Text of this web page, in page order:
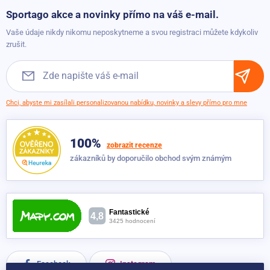
299 Kč
tmavě modrá
599 Kč
299 Kč
Skladem
Puzzle podložka Sportago Easy-Lock 60x60x1,2 cm, 4 ks,
bílá
599 Kč
299 Kč
Skladem
Puzzle podložka Sportago Easy-Lock 60x60x1,2 cm, 4 ks,
béžová
599 Kč
299 Kč
Obchodní podmínky
Sportago akce a novinky přímo na váš e-mail.
Vaše údaje nikdy nikomu neposkytneme a svou registraci můžete kdykoliv
zrušit.
Chci, abyste mi zasílali personalizovanou nabídku, novinky a slevy přímo pro mne
100% zobrazit recenze
zákazníků by doporučilo obchod svým známým
Facebook Instagram